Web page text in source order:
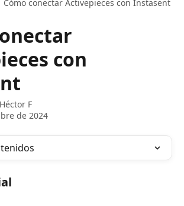
Cómo conectar Activepieces con Instasent
con
Héctor F
de 2024